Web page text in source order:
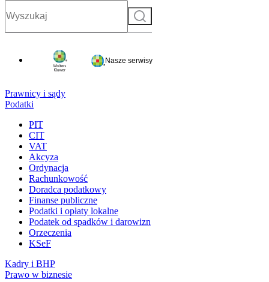
Szukaj
Nasze serwisy
Prawnicy i sądy
Podatki
PIT
CIT
VAT
Akcyza
Ordynacja
Rachunkowość
Doradca podatkowy
Finanse publiczne
Podatki i opłaty lokalne
Podatek od spadków i darowizn
Orzeczenia
KSeF
Kadry i BHP
Prawo w biznesie